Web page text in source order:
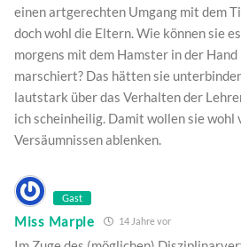
einen artgerechten Umgang mit dem
doch wohl die Eltern. Wie können sie
morgens mit dem Hamster in der Hand
marschiert? Das hätten sie
lautstark über das Verhalten der
ich scheinheilig. Damit wollen sie wohl
Versäumnissen ablenken.
Gast
Miss Marple 14 Jahre vor